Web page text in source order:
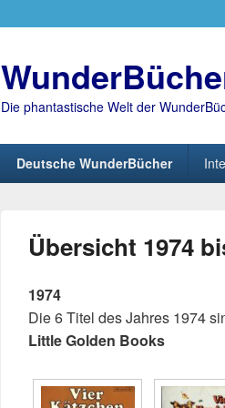
Die phantastische Welt der
Deutsche WunderBücher
Übersicht 1974
1974
Die 6 Titel des Jahres 1974
Little Golden Books